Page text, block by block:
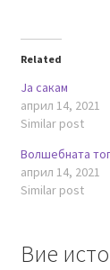
Related
Ја сакам
април 14, 2021
Similar post
Волшебната
април 14, 2021
Similar post
Вие